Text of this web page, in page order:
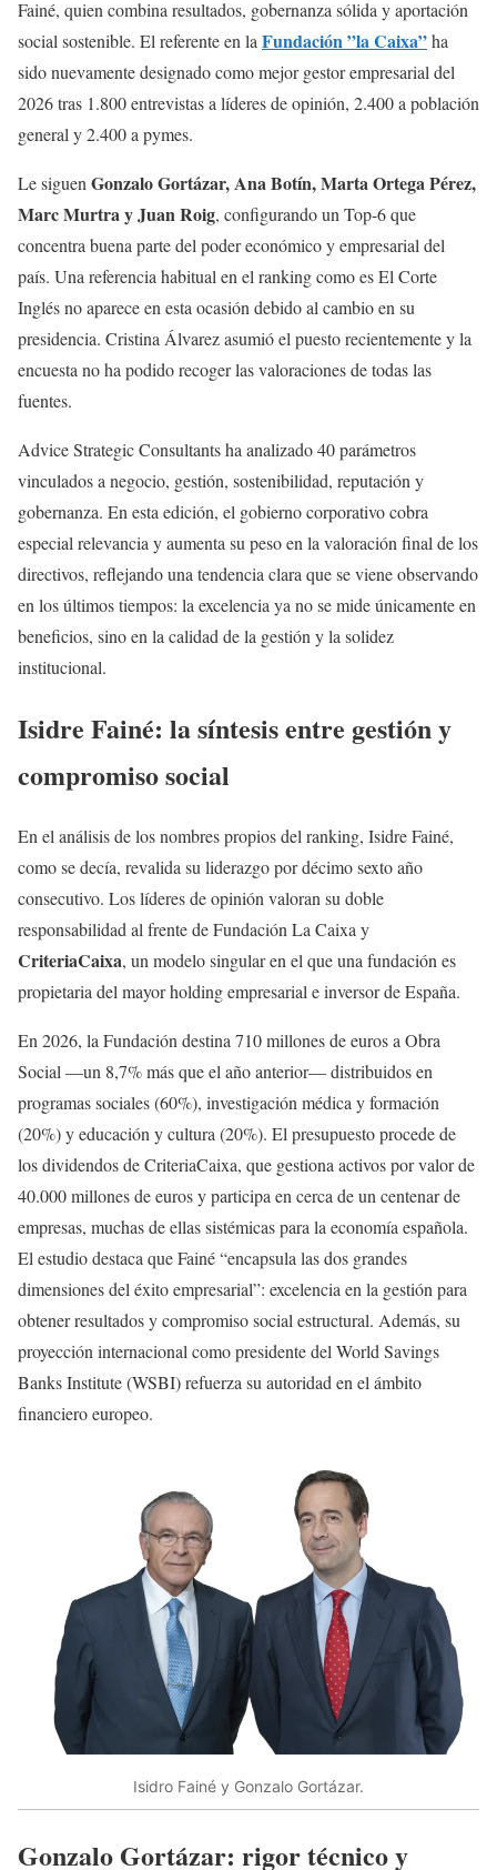
Fainé, quien combina resultados, gobernanza sólida y aportación
social sostenible. El referente en la Fundación ”la Caixa”ha
sido nuevamente designado como mejor gestor empresarial del
2026 tras 1.800 entrevistas a líderes de opinión, 2.400 a población
general y 2.400 a pymes.
Le siguen Gonzalo Gortázar, Ana Botín, Marta Ortega Pérez,
Marc Murtra y Juan Roig, configurando un Top-6 que
concentra buena parte del poder económico y empresarial del
país. Una referencia habitual en el ranking como es El Corte
Inglés no aparece en esta ocasión debido al cambio en su
presidencia. Cristina Álvarez asumió el puesto recientemente y la
encuesta no ha podido recoger las valoraciones de todas las
fuentes.
Advice Strategic Consultants ha analizado 40 parámetros
vinculados a negocio, gestión, sostenibilidad, reputación y
gobernanza. En esta edición, el gobierno corporativo cobra
especial relevancia y aumenta su peso en la valoración final de los
directivos, reflejando una tendencia clara que se viene observando
en los últimos tiempos: la excelencia ya no se mide únicamente en
beneficios, sino en la calidad de la gestión y la solidez
institucional.
Isidre Fainé: la síntesis entre gestión y
compromiso social
En el análisis de los nombres propios del ranking, Isidre Fainé,
como se decía, revalida su liderazgo por décimo sexto año
consecutivo. Los líderes de opinión valoran su doble
responsabilidad al frente de Fundación La Caixa y
CriteriaCaixa, un modelo singular en el que una fundación es
propietaria del mayor holding empresarial e inversor de España.
En 2026, la Fundación destina 710 millones de euros a Obra
Social —un 8,7% más que el año anterior— distribuidos en
programas sociales (60%), investigación médica y formación
(20%) y educación y cultura (20%). El presupuesto procede de
los dividendos de CriteriaCaixa, que gestiona activos por valor de
40.000 millones de euros y participa en cerca de un centenar de
empresas, muchas de ellas sistémicas para la economía española.
El estudio destaca que Fainé “encapsula las dos grandes
dimensiones del éxito empresarial”: excelencia en la gestión para
obtener resultados y compromiso social estructural. Además, su
proyección internacional como presidente del World Savings
Banks Institute (WSBI) refuerza su autoridad en el ámbito
financiero europeo.
Isidro Fainé y Gonzalo Gortázar.
Gonzalo Gortázar: rigor técnico y